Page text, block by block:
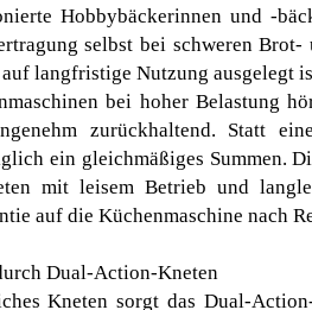
Hobbybäckerinnen und -
selbst bei schweren Brot-
langfristige Nutzung ausgelegt
bei hoher Belastung
zurückhaltend. Statt
ein gleichmäßiges Summen.
mit leisem Betrieb und
auf die Küchenmaschine nach
Dual-Action-Kneten
Kneten sorgt das Dual-